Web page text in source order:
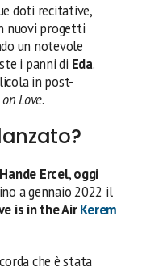
doti recitative,
nuovi progetti
un notevole
i panni di Eda.
in post-
Love.
Hande Ercel,oggi
a gennaio 2022 il
is in the AirKerem
che è stata